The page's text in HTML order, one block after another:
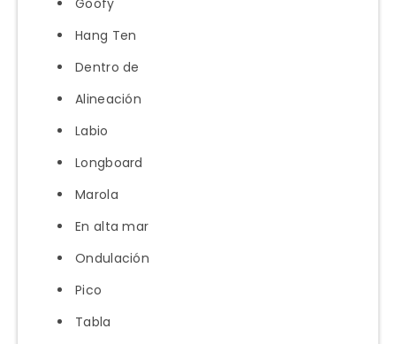
Goofy
Hang Ten
Dentro de
Alineación
Labio
Longboard
Marola
En alta mar
Ondulación
Pico
Tabla